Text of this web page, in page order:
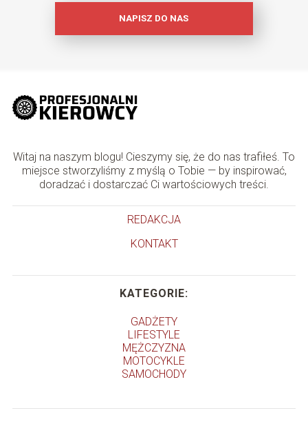
NAPISZ DO NAS
Witaj na naszym blogu! Cieszymy się, że do nas trafiłeś. To
miejsce stworzyliśmy z myślą o Tobie — by inspirować,
doradzać i dostarczać Ci wartościowych treści.
REDAKCJA
KONTAKT
KATEGORIE:
GADŻETY
LIFESTYLE
MĘŻCZYZNA
MOTOCYKLE
SAMOCHODY